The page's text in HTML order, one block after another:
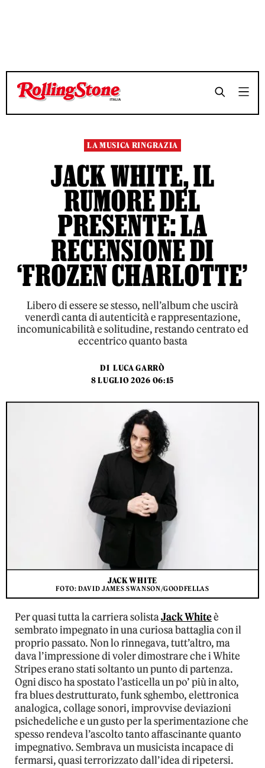
TEMPO DI LETTURA 8 MINUTI SHARE
TEMPO DI LETTURA 8 MINUTI SHARE
LA MUSICA RINGRAZIA
JACK WHITE, IL
RUMORE DEL
PRESENTE: LA
RECENSIONE DI
‘FROZEN CHARLOTTE’
Libero di essere se stesso, nell’album che uscirà
venerdì canta di autenticità e rappresentazione,
incomunicabilità e solitudine, restando centrato ed
eccentrico quanto basta
DI LUCA GARRÒ
8 LUGLIO 2026 06:15
JACK WHITE
FOTO: DAVID JAMES SWANSON/GOODFELLAS
Per quasi tutta la carriera solistaJack Whiteè
sembrato impegnato in una curiosa battaglia con il
proprio passato. Non lo rinnegava, tutt’altro, ma
dava l’impressione di voler dimostrare che i White
Stripes erano stati soltanto un punto di partenza.
Ogni disco ha spostato l’asticella un po’ più in alto,
fra blues destrutturato, funk sghembo, elettronica
analogica, collage sonori, improvvise deviazioni
psichedeliche e un gusto per la sperimentazione che
spesso rendeva l’ascolto tanto affascinante quanto
impegnativo. Sembrava un musicista incapace di
fermarsi, quasi terrorizzato dall’idea di ripetersi.